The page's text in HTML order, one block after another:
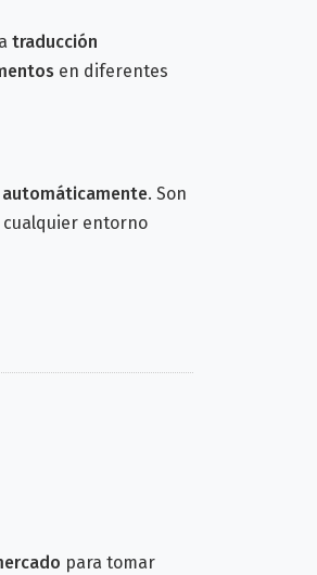
traducción
en diferentes
. Son
cualquier entorno
para tomar